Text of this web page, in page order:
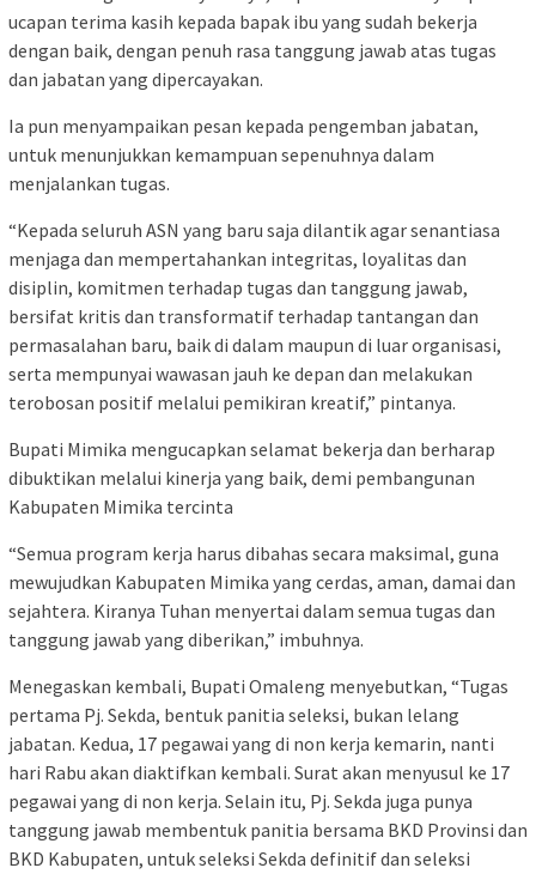
ucapan terima kasih kepada bapak ibu yang sudah bekerja
dengan baik, dengan penuh rasa tanggung jawab atas tugas
dan jabatan yang dipercayakan.
Ia pun menyampaikan pesan kepada pengemban jabatan,
untuk menunjukkan kemampuan sepenuhnya dalam
menjalankan tugas.
“Kepada seluruh ASN yang baru saja dilantik agar senantiasa
menjaga dan mempertahankan integritas, loyalitas dan
disiplin, komitmen terhadap tugas dan tanggung jawab,
bersifat kritis dan transformatif terhadap tantangan dan
permasalahan baru, baik di dalam maupun di luar organisasi,
serta mempunyai wawasan jauh ke depan dan melakukan
terobosan positif melalui pemikiran kreatif,” pintanya.
Bupati Mimika mengucapkan selamat bekerja dan berharap
dibuktikan melalui kinerja yang baik, demi pembangunan
Kabupaten Mimika tercinta
“Semua program kerja harus dibahas secara maksimal, guna
mewujudkan Kabupaten Mimika yang cerdas, aman, damai dan
sejahtera. Kiranya Tuhan menyertai dalam semua tugas dan
tanggung jawab yang diberikan,” imbuhnya.
Menegaskan kembali, Bupati Omaleng menyebutkan, “Tugas
pertama Pj. Sekda, bentuk panitia seleksi, bukan lelang
jabatan. Kedua, 17 pegawai yang di non kerja kemarin, nanti
hari Rabu akan diaktifkan kembali. Surat akan menyusul ke 17
pegawai yang di non kerja. Selain itu, Pj. Sekda juga punya
tanggung jawab membentuk panitia bersama BKD Provinsi dan
BKD Kabupaten, untuk seleksi Sekda definitif dan seleksi